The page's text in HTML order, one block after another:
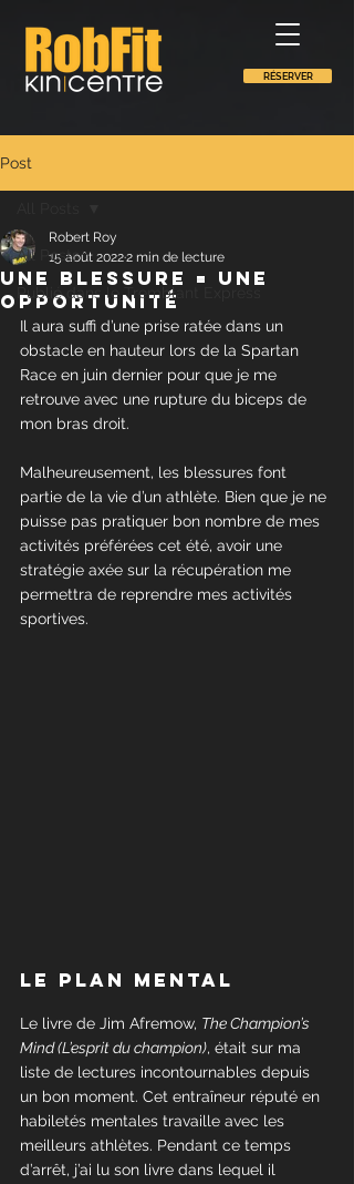
RÉSERVER
Post
All Posts
Publié dans le Tremblant Express
Une blessure = une
opportunité
Robert Roy
15 août 20222 min de lecture
Il aura suffi d’une prise ratée dans un
obstacle en hauteur lors de la Spartan
Race en juin dernier pour que je me
retrouve avec une rupture du biceps de
mon bras droit.
Malheureusement, les blessures font
partie de la vie d’un athlète. Bien que je ne
puisse pas pratiquer bon nombre de mes
activités préférées cet été, avoir une
stratégie axée sur la récupération me
permettra de reprendre mes activités
sportives.
Le plan mental
Le livre de Jim Afremow, The Champion’s
Mind (L’esprit du champion), était sur ma
liste de lectures incontournables depuis
un bon moment. Cet entraîneur réputé en
habiletés mentales travaille avec les
meilleurs athlètes. Pendant ce temps
d’arrêt, j’ai lu son livre dans lequel il